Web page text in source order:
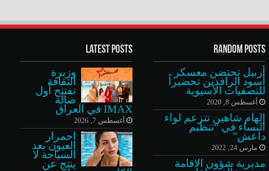
Random Posts
أربيل تحتضن معسكر
أسود الرافدين تحضيراً
للتصفيات الآسيوية
أغسطس 8, 2020
إلهام شاهين تتزعم لواء
النساء في “تنظيم
داعش”
مارس 24, 2022
مديرية شؤون الاقامة
Latest Posts
وزيرة
الثقافة
تفتتح أول
صالة
IMAX في العراق
أغسطس 7, 2026
احمرار
العيون بعد
السباحة لا
ينتج عن